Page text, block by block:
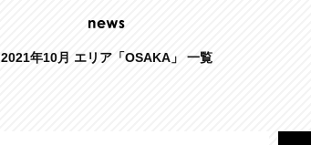
2021年10月 エリア「OSAKA」 一覧